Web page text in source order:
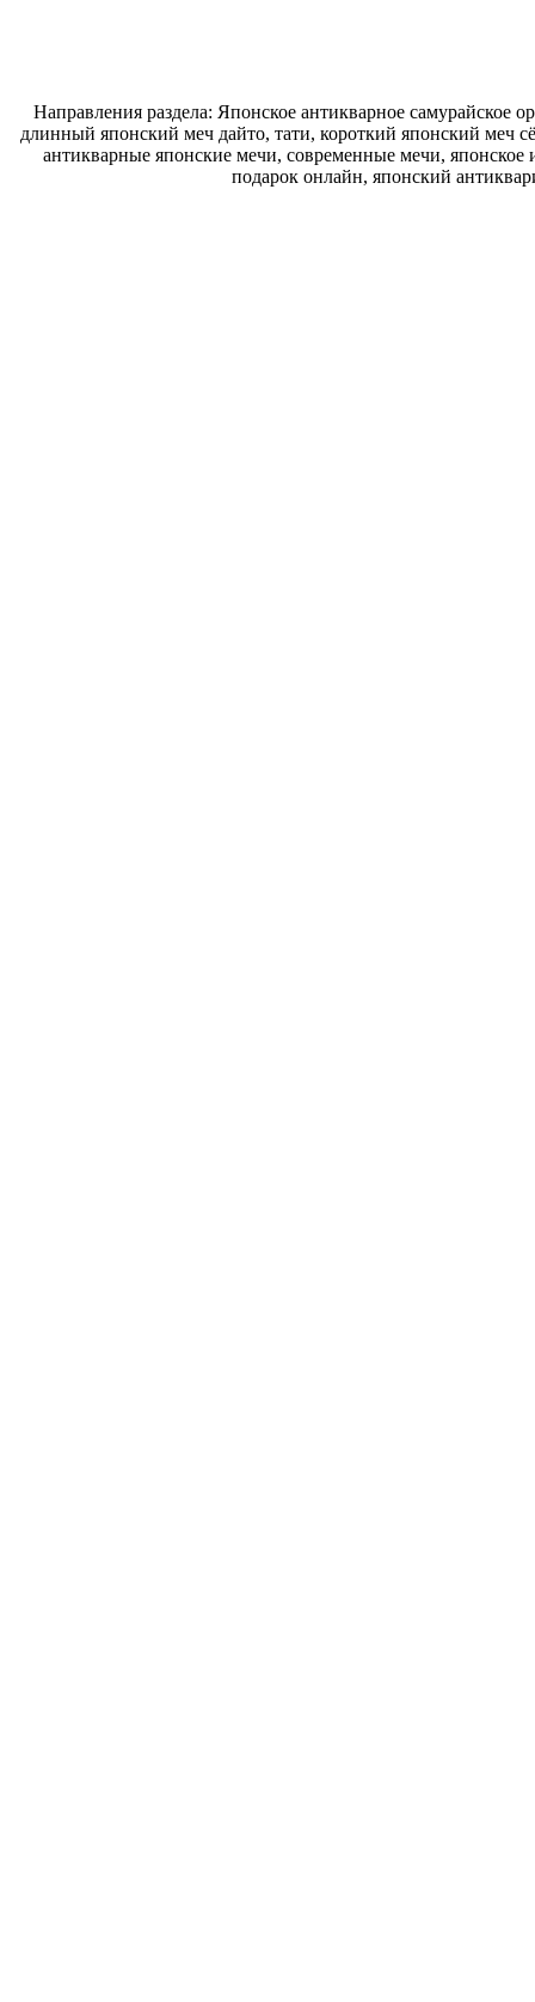
Направления раздела: Японское антикварное самурайское
длинный японский меч дайто, тати, короткий японский меч
антикварные японские мечи, современные мечи, японское
подарок онлайн, японский